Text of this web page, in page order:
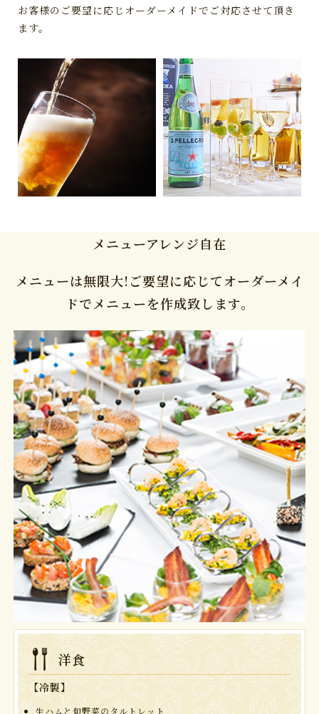
お客様のご要望に応じオーダーメイドでご対応させて頂き
ます。
メニューアレンジ自在
メニューは無限大!ご要望に応じてオーダーメイ
ドでメニューを作成致します。
洋食
【冷製】
生ハムと旬野菜のタルトレット